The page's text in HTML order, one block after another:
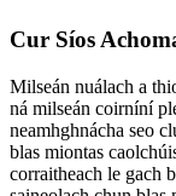
Cur Síos
Milseán nuálach a
ná milseán coirníní
neamhghnácha seo
blas miontas
corraitheach le gach